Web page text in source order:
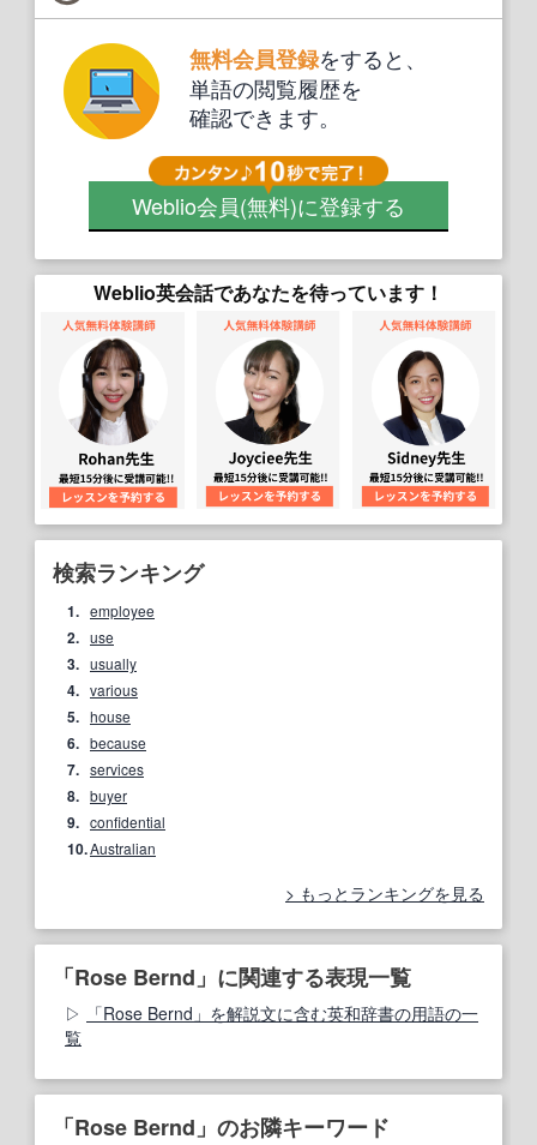
無料会員登録をすると、
単語の閲覧履歴を
確認できます。
Weblio会員(無料)に登録する
Weblio英会話であなたを待っています！
検索ランキング
1. employee
2. use
3. usually
4. various
5. house
6. because
7. services
8. buyer
9. confidential
10.Australian
もっとランキングを見る
「Rose Bernd」に関連する表現一覧
「Rose Bernd」を解説文に含む英和辞書の用語の一
覧
「Rose Bernd」のお隣キーワード